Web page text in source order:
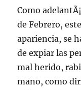
Como
de Febrero,
apariencia, se
de expiar las
mal herido,
mano, como